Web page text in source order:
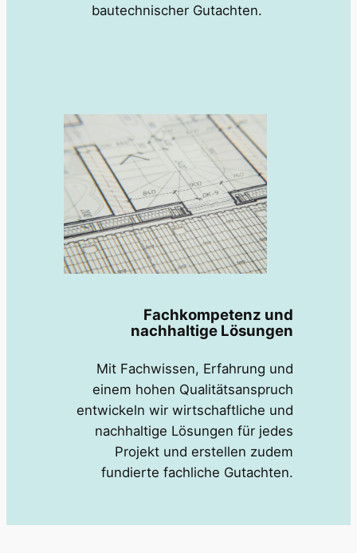
bautechnischer Gutachten.
Fachkompetenz und
nachhaltige Lösungen
Mit Fachwissen, Erfahrung und
einem hohen Qualitätsanspruch
entwickeln wir wirtschaftliche und
nachhaltige Lösungen für jedes
Projekt und erstellen zudem
fundierte fachliche Gutachten.